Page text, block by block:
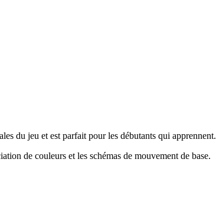
du jeu et est parfait pour les débutants qui apprennent.
de couleurs et les schémas de mouvement de base.